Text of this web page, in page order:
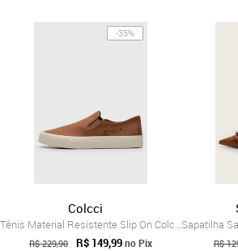
-35%
Colcci
Tênis Material Resistente Slip On Colcci...
R$ 229,90 R$ 149,99no Pix R$